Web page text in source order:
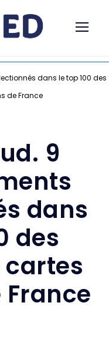
dans le top 100 des
de France
9
dans
des